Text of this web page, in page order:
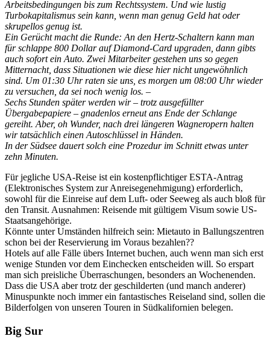
Arbeitsbedingungen bis zum Rechtssystem. Und wie lustig
Turbokapitalismus sein kann, wenn man genug Geld hat oder
skrupellos genug ist.
Ein Gerücht macht die Runde: An den Hertz-Schaltern kann man
für schlappe 800 Dollar auf Diamond-Card upgraden, dann gibts
auch sofort ein Auto. Zwei Mitarbeiter gestehen uns so gegen
Mitternacht, dass Situationen wie diese hier nicht ungewöhnlich
sind. Um 01:30 Uhr raten sie uns, es morgen um 08:00 Uhr wieder
zu versuchen, da sei noch wenig los. –
Sechs Stunden später werden wir – trotz ausgefüllter
Übergabepapiere – gnadenlos erneut ans Ende der Schlange
gereiht. Aber, oh Wunder, nach drei längeren Wagneropern halten
wir tatsächlich einen Autoschlüssel in Händen.
In der Südsee dauert solch eine Prozedur im Schnitt etwas unter
zehn Minuten.
Für jegliche USA-Reise ist ein kostenpflichtiger ESTA-Antrag
(Elektronisches System zur Anreisegenehmigung) erforderlich,
sowohl für die Einreise auf dem Luft- oder Seeweg als auch bloß für
den Transit. Ausnahmen: Reisende mit gültigem Visum sowie US-
Staatsangehörige.
Könnte unter Umständen hilfreich sein: Mietauto in Ballungszentren
schon bei der Reservierung im Voraus bezahlen??
Hotels auf alle Fälle übers Internet buchen, auch wenn man sich erst
wenige Stunden vor dem Einchecken entscheiden will. So erspart
man sich preisliche Überraschungen, besonders an Wochenenden.
Dass die USA aber trotz der geschilderten (und manch anderer)
Minuspunkte noch immer ein fantastisches Reiseland sind, sollen die
Bilderfolgen von unseren Touren in Südkalifornien belegen.
Big Sur